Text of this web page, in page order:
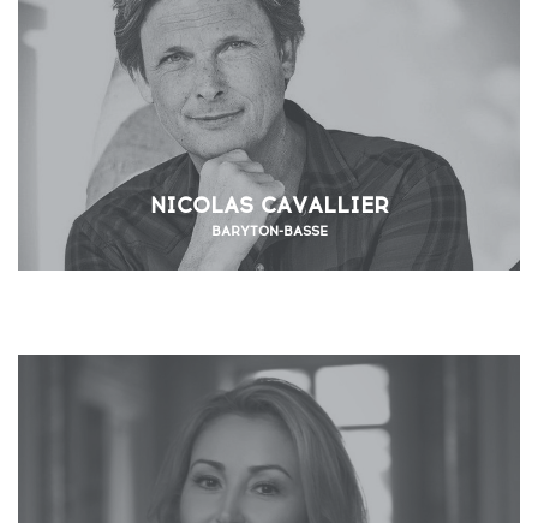
NICOLAS CAVALLIER
BARYTON-BASSE